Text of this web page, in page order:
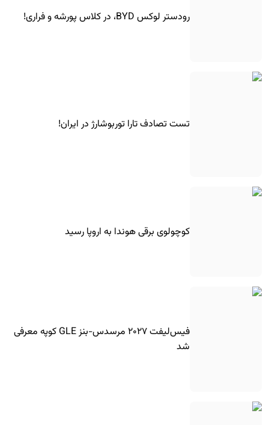
رودستر لوکس BYD، در کلاس پورشه و فراری!
تست تصادف تارا توربوشارژ در ایران!
کوچولوی برقی هوندا به اروپا رسید
فیس‌لیفت ۲۰۲۷ مرسدس-بنز GLE کوپه معرفی
شد